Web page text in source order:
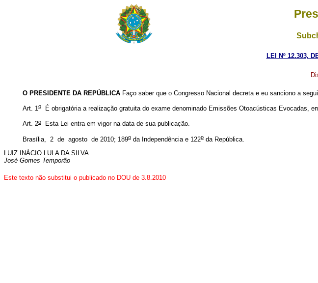
LEI Nº 12.303,
O PRESIDENTE DA REPÚBLICA Faço saber que o Congresso Nacional decreta e eu sanciono a
Art. 1oÉ obrigatória a realização gratuita do exame denominado Emissões Otoacústicas Evocadas,
Art. 2oEsta Lei entra em vigor na data de sua publicação.
Brasília, 2 de agosto de 2010; 189oda Independência e 122oda República.
LUIZ INÁCIO LULA DA SILVA
José Gomes Temporão
Este texto não substitui o publicado no DOU de 3.8.2010